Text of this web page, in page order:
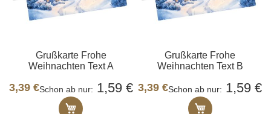
Grußkarte Frohe
Weihnachten Text A
3,39 €Schon ab nur 1,59 €
In den Warenkorb
Grußkarte Frohe
Weihnachten Text B
3,39 €Schon ab nur 1,59 €
In den